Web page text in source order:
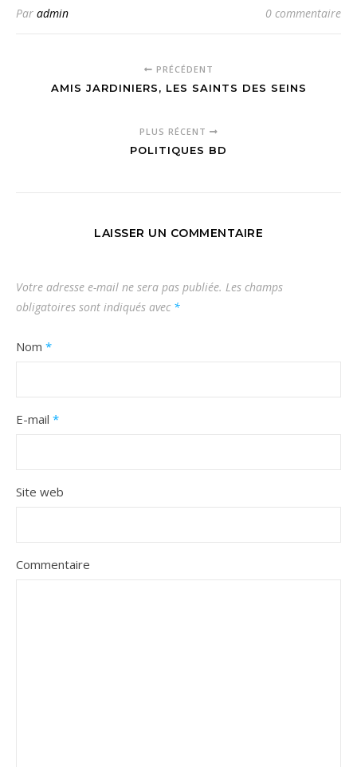
Par admin 0 commentaire
PRÉCÉDENT
AMIS JARDINIERS, LES SAINTS DES SEINS
PLUS RÉCENT
POLITIQUES BD
LAISSER UN COMMENTAIRE
Votre adresse e-mail ne sera pas publiée. Les champs
obligatoires sont indiqués avec *
Nom *
E-mail *
Site web
Commentaire